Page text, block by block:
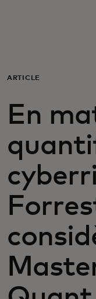
Pour les
Actualités
ARTICLE
En